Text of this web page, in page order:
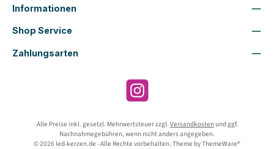
Informationen
Shop Service
Zahlungsarten
Instagram
Alle Preise inkl. gesetzl. Mehrwertsteuer zzgl. Versandkostenund ggf.
Nachnahmegebühren, wenn nicht anders angegeben.
© 2026 led-kerzen.de - Alle Rechte vorbehalten. Theme byThemeWare®